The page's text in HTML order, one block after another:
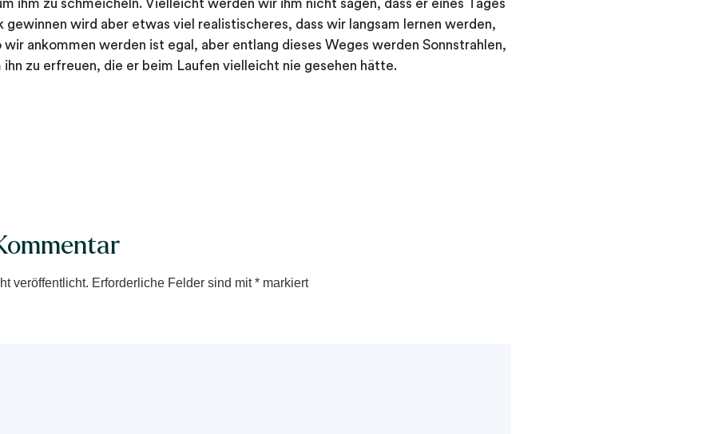
ihm zu schmeicheln. Vielleicht werden wir ihm nicht sagen, dass er eines Tages
gewinnen wird aber etwas viel realistischeres, dass wir langsam lernen werden,
wir ankommen werden ist egal, aber entlang dieses Weges werden Sonnstrahlen,
ihn zu erfreuen, die er beim Laufen vielleicht nie gesehen hätte.
veröffentlicht. Erforderliche Felder sind mit* markiert